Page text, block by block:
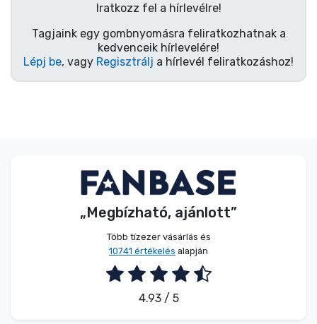
Iratkozz fel a hírlevélre!
Tagjaink egy gombnyomásra feliratkozhatnak a
kedvenceik hírlevelére!
Lépj be, vagy Regisztrálj a hírlevél feliratkozáshoz!
„Megbízható, ajánlott”
Több tízezer vásárlás és
10741 értékelés alapján
4.93 / 5